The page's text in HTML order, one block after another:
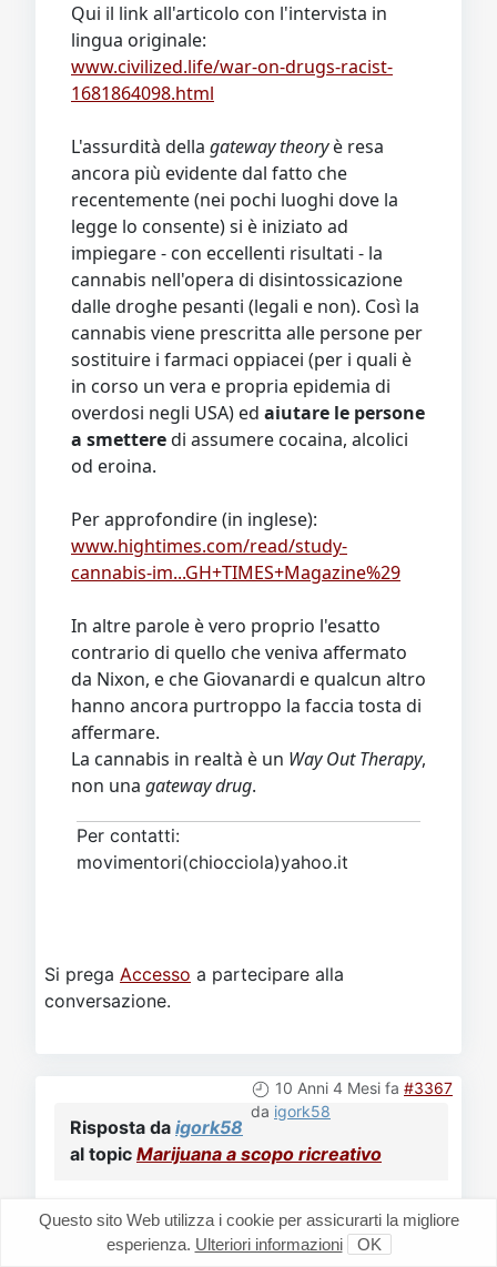
Qui il link all'articolo con l'intervista in
lingua originale:
www.civilized.life/war-on-drugs-racist-
1681864098.html
L'assurdità della gateway theoryè resa
ancora più evidente dal fatto che
recentemente (nei pochi luoghi dove la
legge lo consente) si è iniziato ad
impiegare - con eccellenti risultati - la
cannabis nell'opera di disintossicazione
dalle droghe pesanti (legali e non). Così la
cannabis viene prescritta alle persone per
sostituire i farmaci oppiacei (per i quali è
in corso un vera e propria epidemia di
overdosi negli USA) ed aiutare le persone
a smetteredi assumere cocaina, alcolici
od eroina.
Per approfondire (in inglese):
www.hightimes.com/read/study-
cannabis-im...GH+TIMES+Magazine%29
In altre parole è vero proprio l'esatto
contrario di quello che veniva affermato
da Nixon, e che Giovanardi e qualcun altro
hanno ancora purtroppo la faccia tosta di
affermare.
La cannabis in realtà è un Way Out Therapy,
non una gateway drug.
Per contatti:
movimentori(chiocciola)yahoo.it
Si prega Accesso a partecipare alla
conversazione.
10 Anni 4 Mesi fa #3367
da igork58
Risposta da igork58
al topic Marijuana a scopo ricreativo
Floh, te fai propaganda ad una droga
illecita, io solamente porto a conoscenza
Questo sito Web utilizza i cookie per assicurarti la migliore
esperienza. Ulteriori informazioni OK